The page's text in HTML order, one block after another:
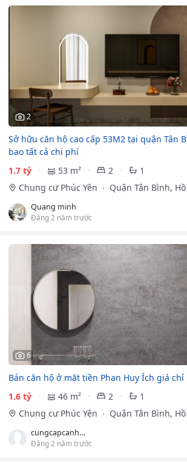
2
Sở hữu căn hộ cao cấp 53M2 tại quận Tân
bao tất cả chi phí
1.7 tỷ
53 m² 2
1
Chung cư Phúc Yên
Quận Tân Bình,
Quang minh
Đăng 2 năm trước
6
Bán căn hộ ở mặt tiền Phan Huy Ích giá chỉ
1.6 tỷ
46 m² 2
1
Chung cư Phúc Yên
Quận Tân Bình,
cungcapcanhogiare
Đăng 2 năm trước